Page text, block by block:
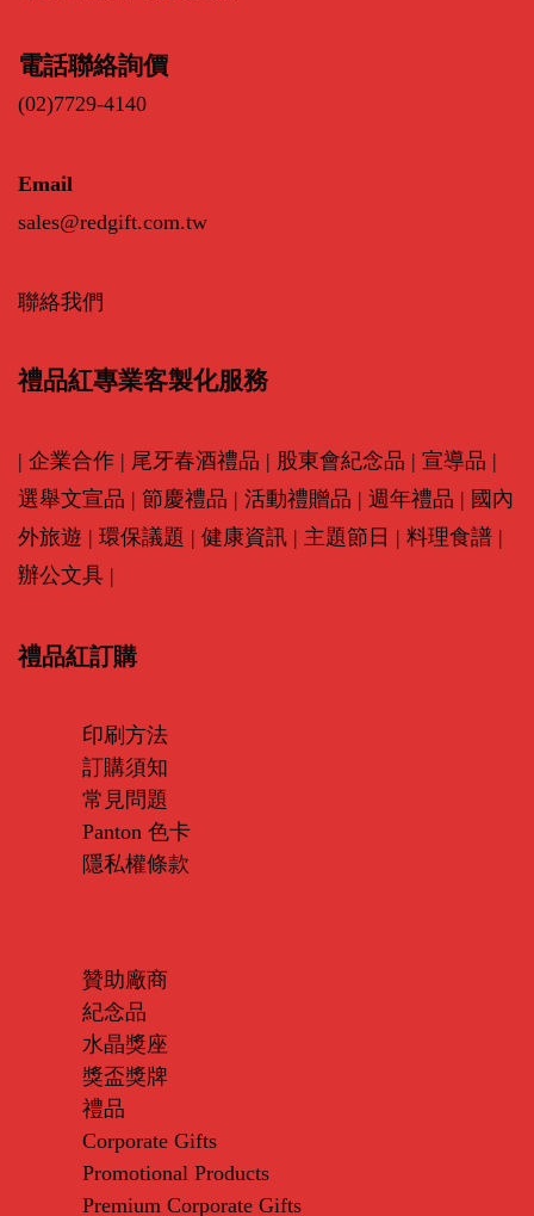
電話聯絡詢價
(02)7729-4140
Email
sales@redgift.com.tw
聯絡我們
禮品紅專業客製化服務
| 企業合作 | 尾牙春酒禮品 | 股東會紀念品 | 宣導品 |
選舉文宣品 | 節慶禮品 | 活動禮贈品 | 週年禮品 | 國內
外旅遊 | 環保議題 | 健康資訊 | 主題節日 | 料理食譜 |
辦公文具 |
禮品紅訂購
印刷方法
訂購須知
常見問題
Panton 色卡
隱私權條款
贊助廠商
紀念品
水晶獎座
獎盃獎牌
禮品
Corporate Gifts
Promotional Products
Premium Corporate Gifts